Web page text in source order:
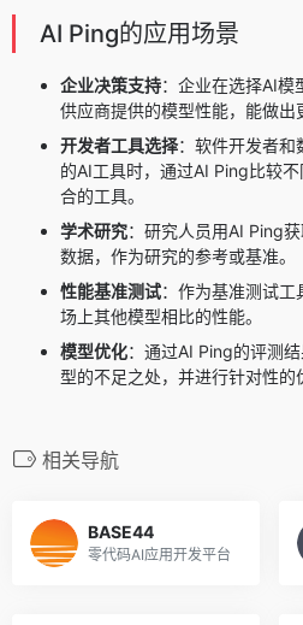
AI Ping的应用场景
企业决策支持：企业在选择AI模
供应商提供的模型性能，能做出
开发者工具选择：软件开发者和
的AI工具时，通过AI Ping比较
合的工具。
学术研究：研究人员用AI Ping
数据，作为研究的参考或基准。
性能基准测试：作为基准测试
场上其他模型相比的性能。
模型优化：通过AI Ping的评测
型的不足之处，并进行针对性的
相关导航
BASE44
零代码AI应用开发平台